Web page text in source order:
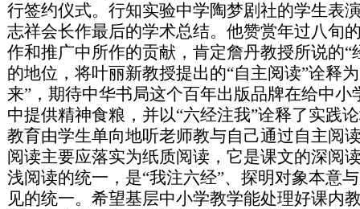
行签约仪式。行知实验中学陶梦剧社的学生表
志祥会长作最后的学术总结。他赞赏年过八旬
作和推广中所作的贡献，肯定詹丹教授所说的“
的地位，将叶丽新教授提出的“自主阅读”诠释
来”，期待中华书局这个百年出版品牌在给中
中提供精神食粮，并以“六经注我”诠释了实践
教育由学生单向地听老师教与自己通过自主阅
阅读主要应落实为纸质阅读，它是课文的深阅
浅阅读的统一，是“我注六经”、探明对象本意
见的统一。希望基层中小学教学能处理好课内